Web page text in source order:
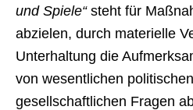
und Spiele“steht für
abzielen, durch materielle
Unterhaltung die
von wesentlichen
gesellschaftlichen Fragen